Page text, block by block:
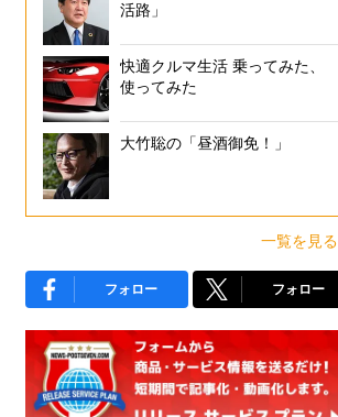
活路」
快適クルマ生活 乗ってみた、
使ってみた
大竹聡の「昼酒御免！」
一覧を見る
フォロー フォロー